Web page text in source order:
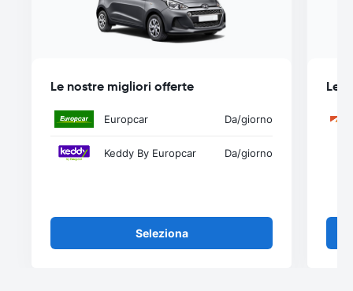
Le nostre migliori offerte
Europcar Da/giorno
Keddy By Europcar Da/giorno
Seleziona
Le